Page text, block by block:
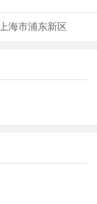
上海市浦东新区